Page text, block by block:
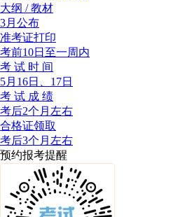
大纲 / 教材
3月公布
准考证打印
考前10日至一周内
考 试 时 间
5月16日、17日
考 试 成 绩
考后2个月左右
合格证领取
考后3个月左右
预约报考提醒